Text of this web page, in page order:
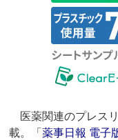
医薬関連のプレス
載。「薬事日報 電子